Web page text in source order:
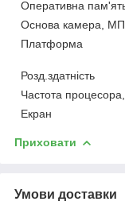
Оперативна
Основа камера, МП
Платформа
Розд.здатність
Частота
Екран
Приховати
Умови доставки